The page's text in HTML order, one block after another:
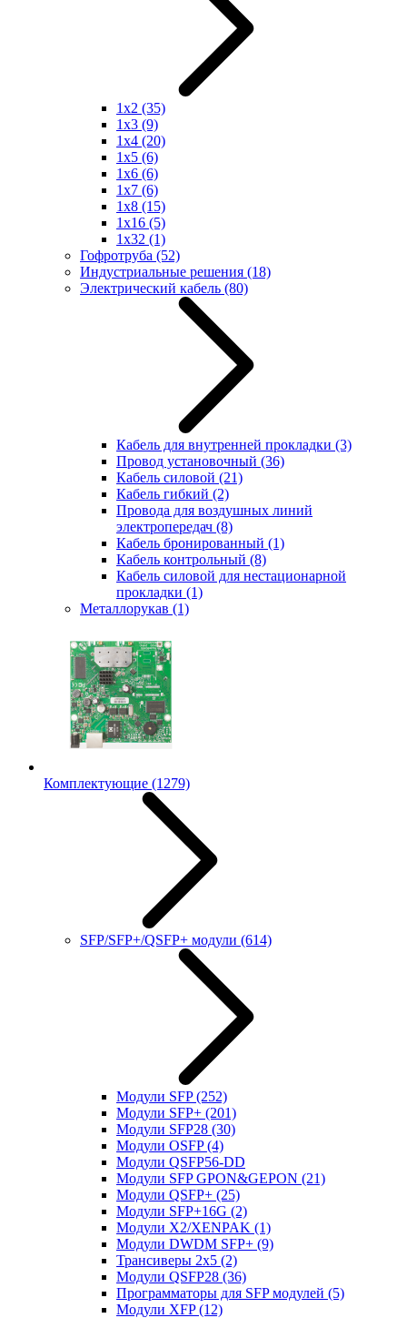
1x2 (35)
1x3 (9)
1x4 (20)
1x5 (6)
1x6 (6)
1x7 (6)
1x8 (15)
1x16 (5)
1x32 (1)
Гофротруба (52)
Индустриальные решения (18)
Электрический кабель (80)
Кабель для внутренней прокладки (3)
Провод установочный (36)
Кабель силовой (21)
Кабель гибкий (2)
Провода для воздушных линий
электропередач (8)
Кабель бронированный (1)
Кабель контрольный (8)
Кабель силовой для нестационарной
прокладки (1)
Металлорукав (1)
Комплектующие (1279)
SFP/SFP+/QSFP+ модули (614)
Модули SFP(252)
Модули SFP+ (201)
Модули SFP28 (30)
Модули OSFP(4)
Модули QSFP56-DD
Модули SFP GPON&GEPON (21)
Модули QSFP+ (25)
Модули SFP+16G (2)
Модули X2/XENPAK (1)
Модули DWDM SFP+ (9)
Трансиверы 2x5 (2)
Модули QSFP28 (36)
Программаторы для SFP модулей (5)
Модули XFP(12)